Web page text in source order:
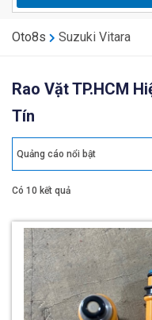
Oto8s Suzuki Vitara
Rao Vặt TP.HCM
Tín
Quảng cáo nổi bật
Có 10 kết quả